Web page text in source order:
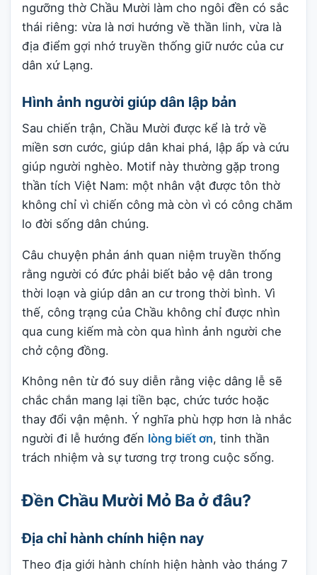
ngưỡng thờ Chầu Mười làm cho ngôi đền có sắc
thái riêng: vừa là nơi hướng về thần linh, vừa là
địa điểm gợi nhớ truyền thống giữ nước của cư
dân xứ Lạng.
Hình ảnh người giúp dân lập bản
Sau chiến trận, Chầu Mười được kể là trở về
miền sơn cước, giúp dân khai phá, lập ấp và cứu
giúp người nghèo. Motif này thường gặp trong
thần tích Việt Nam: một nhân vật được tôn thờ
không chỉ vì chiến công mà còn vì có công chăm
lo đời sống dân chúng.
Câu chuyện phản ánh quan niệm truyền thống
rằng người có đức phải biết bảo vệ dân trong
thời loạn và giúp dân an cư trong thời bình. Vì
thế, công trạng của Chầu không chỉ được nhìn
qua cung kiếm mà còn qua hình ảnh người che
chở cộng đồng.
Không nên từ đó suy diễn rằng việc dâng lễ sẽ
chắc chắn mang lại tiền bạc, chức tước hoặc
thay đổi vận mệnh. Ý nghĩa phù hợp hơn là nhắc
người đi lễ hướng đến lòng biết ơn, tinh thần
trách nhiệm và sự tương trợ trong cuộc sống.
Đền Chầu Mười Mỏ Ba ở đâu?
Địa chỉ hành chính hiện nay
Theo địa giới hành chính hiện hành vào tháng 7